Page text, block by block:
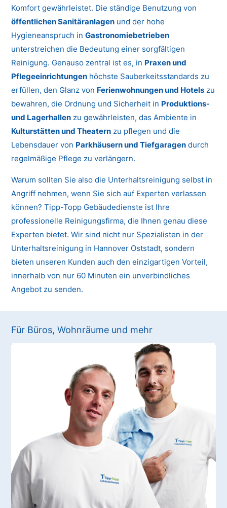
Komfort gewährleistet. Die ständige Benutzung von
öffentlichen Sanitäranlagen und der hohe
Hygieneanspruch inGastronomiebetrieben
unterstreichen die Bedeutung einer sorgfältigen
Reinigung. Genauso zentral ist es, in Praxen und
Pflegeeinrichtungen höchste Sauberkeitsstandards zu
erfüllen, den Glanz von Ferienwohnungen und Hotels zu
bewahren, die Ordnung und Sicherheit in Produktions-
und Lagerhallen zu gewährleisten, das Ambiente in
Kulturstätten und Theatern zu pflegen und die
Lebensdauer von Parkhäusern und Tiefgaragen durch
regelmäßige Pflege zu verlängern.
Warum sollten Sie also die Unterhaltsreinigung selbst in
Angriff nehmen, wenn Sie sich auf Experten verlassen
können? Tipp-Topp Gebäudedienste ist Ihre
professionelle Reinigungsfirma, die Ihnen genau diese
Experten bietet. Wir sind nicht nur Spezialisten in der
Unterhaltsreinigung in Hannover Oststadt, sondern
bieten unseren Kunden auch den einzigartigen Vorteil,
innerhalb von nur 60 Minuten ein unverbindliches
Angebot zu senden.
Für Büros, Wohnräume und mehr